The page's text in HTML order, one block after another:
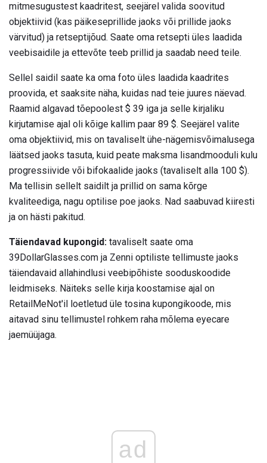
mitmesugustest kaadritest, seejärel valida soovitud
objektiivid (kas päikeseprillide jaoks või prillide jaoks
värvitud) ja retseptijõud. Saate oma retsepti üles laadida
veebisaidile ja ettevõte teeb prillid ja saadab need teile.
Sellel saidil saate ka oma foto üles laadida kaadrites
proovida, et saaksite näha, kuidas nad teie juures näevad.
Raamid algavad tõepoolest $ 39 iga ja selle kirjaliku
kirjutamise ajal oli kõige kallim paar 89 $. Seejärel valite
oma objektiivid, mis on tavaliselt ühe-nägemisvõimalusega
läätsed jaoks tasuta, kuid peate maksma lisandmooduli kulu
progressiivide või bifokaalide jaoks (tavaliselt alla 100 $).
Ma tellisin sellelt saidilt ja prillid on sama kõrge
kvaliteediga, nagu optilise poe jaoks. Nad saabuvad kiiresti
ja on hästi pakitud.
Täiendavad kupongid: tavaliselt saate oma
39DollarGlasses.com ja Zenni optiliste tellimuste jaoks
täiendavaid allahindlusi veebipõhiste sooduskoodide
leidmiseks. Näiteks selle kirja koostamise ajal on
RetailMeNot'il loetletud üle tosina kupongikoode, mis
aitavad sinu tellimustel rohkem raha mõlema eyecare
jaemüüjaga.
ad